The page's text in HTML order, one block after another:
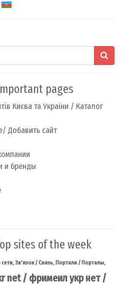
pages
Києва та України / Каталог
Добавить сайт
и бренды
sites of the week